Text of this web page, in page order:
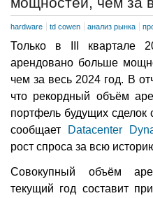
hardware td cowen анализ рынка
Только в III квартале
арендовано больше
чем за весь 2024 год. В
что рекордный объём
портфель будущих сделок
сообщает
Datacenter
рост спроса за всю
Совокупный объём
текущий год составит